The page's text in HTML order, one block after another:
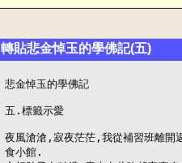
轉貼悲金悼玉的學佛記(五)
悲金悼玉的學佛記

五.標籤示愛

夜風滄滄,寂夜茫茫,我從補習班離開返回自己的家,來到家裡不遠處的巷口外有間素
食小館.
心想肚子有點餓,索幸在此吃起宵夜來.
於是我停好車走進門內,突然眼睛一陣亮眼,沒想到竟然遇到上次在路上修理腳踏車
的女子.
只見她見到我先是一楞,後來又招招手示意我坐在她的位置對面.
我向老板叫了一碗當歸麵便走到她的前面坐下.
「你好,沒想到還能再見到你,謝謝你幫我修理腳踏車的事情.」
「區區小事,何足掛齒,」雙手抱拳學著武俠小說的語氣來.
「沒想到你也吃素呀!!」她的語氣透露著詫異.
「吃素?也算是吧!!」想著跟夢蘭吃三淨肉,跟媽媽在家吃素,現在又在這裡,道地的
快成為吃素的一份子了.
「只要吃素就算是修行人了呦,你是修行人嗎?」親切說著修行人的句子.
「修行人?不懂?修行人有什麼意義嗎?」我不懂修行這個字彙,印象中國文老師也沒
教過這兩個字的感覺.
「有呀!!修行有很多好處,比如說一位修行人是一杯乾淨的水,許多修行人聚在一起
不但可以喝到乾淨的水,還可用來洗澡,將身心洗滌乾淨.」她神色堅定說著修行的
好.
「那修行很好囉!!」疑惑著.
「嗯,修行是成就仙佛大道所要走的路.」一段遙遠的天地.讓我雲深不知處起來
「仙佛大道.」可惜我的心量沒這麼遠,我只希望能陪著夢蘭走真正的戀愛道路.
「對了,你怎麼了呢?」她的語調有些關切是小提琴旋律的感覺.
「沒事,」我回過頭回神來問著她?
「請問你叫什麼名字.」(陌生的妳給我一個名.)
「我叫做羅小娟,你呢?」禮貌性的回問我像魚兒迴遊.
「我叫做粱昱偉.」心想.(羅小娟那跟夢蘭就不是姐妹了.)
「對了,請問你有親戚是住這附近的嗎?或是有親戚跟妳長的很像.」我開始進行研判
前的徵詢.
「沒有耶,對了你問這些做什麼呢?」好奇的眼神眨了眨.
「噢!!沒事只是我有一位朋友長的跟妳十分相似,也許下次可以介紹給妳們認識.」
我想印證世上除了雙胞胎以外是否還有長的幾乎一樣的第二個人.
「好呀!!對了,我吃飽了要先走囉,你慢慢吃吧!!」欠欠身優雅的走了起來.
「有緣再見.」笑一笑給妳一把彎刀.
「再見.」我吃完麵打算付款時,老板說剛才那位小姐已幫我結完帳,讓我不知不覺中
對她起了幾分好感來.
回到家裡,我坐在房間微微的感慨,為何我將心愛的夢蘭只是當作紅顏知己來,
好希望她會是我女朋友,卻發現已無勇氣再向她告別明說.
夢潮汲起的驚盼,輕觸霞衍腮紅的暈茫,心中的嚮往是悸動的春光.
思索著知己這一層意義,難到竟只是像好友一樣的談心.為此我傷透腦筋,
走到陽台抬頭望著她的窗外,無限幽思的迷離情愫悄悄暗暗地襲了上來.
就當知己吧!!儘管只是一輩子的知己,能知她懂她,我也就心滿意足了.

 星期五的晚上是跨年晚會,夢蘭邀我在晚上十一點的市政府捷運站出口等她一起參
加到數計時. 
只見她穿著一件黑色喇叭袖馬甲短夾克,裡面是玉石蘭的淡藍色長領毛衣,及配上帥
帥的聖羅蘭長褲,呈現實穿與流行兼具.只見夾克領片呈現一朵花樣的花苞狀.腰間馬
甲像S腰帶,立束起來像一朵玫瑰,那異國情調與風情情趣的美,美不勝收,美入眼廉,
美的難以形容,美,....美....,美....美的像黎巴嫩玫瑰.

我將車子停好,走到市政府門口,發覺人山人海擠滿了人潮洶湧,我擔心會走散急忙的
捉住她的手.
不抓還好,一抓手她的身子朝我靠了過來,依偎在我身旁,像小鳥依人般的可愛.
我牽著夢蘭的手,像避開人海中的礁石亂流,想尋一個空曠角落,無奈人山人海,擠成
一攤泥來,祇好遠遠隔離演唱會的站台.找到空地站著說起話來.隨著音樂的擺動我們
左右搖擺,輕輕的跳起舞來.而她像隻耀眼的彩蝶,蓮步輕移的穿梭在我身畔之間.
我感覺我像品味著花茶般的清爽.而她輕輕的搖擺閃亮,使我想起"輕舞飛揚".
此刻空中綻放璀燦瑰麗的煙火,迎接這輾新的一年到來.
歡喜的向夢蘭互道新年快樂,此刻我已抓住她的手決不放手.夢蘭笑一笑舉起另一隻
手摸摸我的頭.
離開人潮之外,夢蘭問我還想去哪裡.
「喝茶好嗎?」這是我的第一字眼聯想到的地點.
「可是這時間茶坊差不多關門歇業了,不如我們到貓空夜遊順便泡茶好嗎?」興興勃
勃的提議貓空之行.
「一切悉聽尊便,小生效命奉陪.」我又亂咬文嚼字起來.
騎著車往貓空前進還好我在木柵念書離政大的貓空很近不會迷路.
此時她緊緊的抱著我的腰際突然受到這異樣的接觸，迷茫的心思陷入五里迷霧中，
小鹿亂撞，輾轉翻覆，慌亂的勾動平原星火，撩原似的燃燒起來，駭然驚覺到這股
無名星火正是從背後慢慢泌入只見她的頭靠在我的右肩上,雙手緊緊的摟著我的腰像
舞起一陣陣的春光.這是我第一次如此被人親蜜的摟住.臉上像是發了燙的蒸氣熨
斗，心裏像是萬蟻鑽心，如熱鍋上的螞蟻急著讓我坐立難安。於是我緊催油門以時
速屆近破百之速,想讓冷風帶走臉上翻覆反復的灼熱感.

 來到貓空的入口,我朝著印像往前駛過.
「等一下!!要到貓空不是走這裡呦,」夢蘭一絲疑慮的懷疑.
「不會拉,這裡我有印象,往這走是對的,相信條條大路通羅馬這句話在這裡也是可行
的.」我想起羅馬不是一天造成的聯想詞句.
既然如此夢蘭不再多說,因為此刻騎車的人是我.
果真,我愈走愈怪異竟然不是以前走過的感覺,走到半夜森然一戶人家都沒有,於是我
停著車思索看看是不是要回頭.
只見夢蘭嬌嗔的說:
「你看都是你亂走,也不問我,才會迷路.」穎氣指使的輕輕的朝我安全帽槌了一下.
「對對對,感情的路不能隨便亂亂走.」無意間回應著她這句話. 
只見她更羞卻的緊緊將我摟住不發一語.
我調頭回去一路上甜蜜的夜遊慢行.感覺背後泌入一股熱熱的熱息.我微醉茫薰.
走回到便利商店,才知道剛才是往指南宮的方向走.這次夢蘭說要由右側繞上貓空才
行.
我順從她的指示騎到半路上,她示意我停下來.用手指著環繞群山的路徑,所指之處彷
彿所有山林翠木都屬她一樣瞭若指掌.
車行徐徐約末半小時,我們抵達目的地邀月茶坊,夢蘭見我停下車轉口對我道:
「窗小能邀月,簷低不礙雲.這間是邀月茶坊,我以前上貓空最常來的地方.」夢蘭鬆
了口氣看到熟悉的環境有種像家的感覺湧上心悸.
「好一個窗小能邀月.」(我就看看這間茶坊是否像紅印一樣典雅.在我印象中紅印是
最美的茶坊.)
往前方小路走去來到了櫃台,服務人員問了人數後,夢蘭便帶我往樓下走,走到一個四
人座的坐位,她搖一搖橫桿上的大遮雨傘確定牢固後便安心坐下.
「夢蘭妳怎麼了呢?」好奇的問她.
「我只想確定雨傘牢不牢靠不要像上次來下雨時搖搖晃晃都濺濕了,只好改在屋舍內
泡茶.不過舍內人多,講話難免吵雜.」上次的教訓讓她小心翼翼.
「原來如此,不過這家茶坊在山谷裡倒也滿有一番鄉野情趣,」有感而發的說著此刻
感受的話語.
「雖然跟紅印的氣質典雅不同,不過這裡倒有一番田野風情.你注意看,有時候可以看
到螢火蟲提著燈籠飛舞好像指引著視野看向更深更遠更深邃的雲深不知處.」真是深
入谷底的幽呀!!
「是嗎?這裡有螢火蟲,這倒是一番新奇的異象.好個雲深不知處,有種虛無飄渺感.」
頗有認同的附和她.
夢蘭放下手上的包包拉著我走到櫃台上點餐.
夢蘭說這裡的東方美人茶很道地,跟紅印的高山茶頗有相似,雖然沒有紅印甘醇卻有
一份比高山茶濃甜口感.
我順從夢蘭的意思,點了東方美人茶種.
夢蘭又點了茶梅,芒果乾,及幾包零食.最後我們同時都要一碗素食泡麵.
待了一會,拿著東西自櫃台走出來,二話不說走到休息地,將泡麵拿到上面的熱水器沖
泡起來.經過晚上的折騰肚子倒也餓了起來,
順手將夢蘭的麵也泡了上來.回到桌上兩人開心的先吃起泡麵.我喜歡看夢蘭吹麵的
感覺,像孩子般吹泡泡,優美極了.


我顧不得紳士風度,一骨碌的迅速將泡麵解決半碗.
「吃慢點,待會我們還要玩遊戲.」笑臉盈盈的說著.
「遊戲?」我納悶!!
夢蘭等我們吃完泡麵,茶也開始泡時.便從包包拿出兩本計算紙本,及兩隻筆.並將茶
具挪開移出空位來說:
「嗯,這是我在報上看到的小詩覺的非常特別.於是我依造他的句型結構方式造了幾
句如:」 

「「邂逅是情愫誘發的鰓紅.」」
「「謬思是樹蔭底沉的鬱藍.」」
「「相思是踱步追尋的亮彩.」」
「「激情是豪放奔騰的剎白.」」

「你看看這幾句有什麼相同之處.」
我細細思索著這四句的相似之處.

「點點是點點點點的點點. 好像後面兩個字跟色彩有關.」
「嗯,非常接近,」只見夢蘭興奮的說.
「前面兩字一定要是名詞或形容詞,然後接上"是"這句固定用語接下來是四個字語,
可以隨意加意,但不可以用成語填補上去.」
「再來是"的"字固定句.還有句末的最後一字一定要用顏色的字來填上去才行.這樣
你明白句型了嗎?」
(句型,我恐懼的英文課再次降臨)

「明白了,」我像小學生說著.
本以為來貓空泡茶是一件賞心悅目的事,沒想到居然還要做功課.玩遊戲.我不得不佩
服夢蘭古靈精怪慧質蘭心來.
「那你開始寫,我也陪你一起玩.」拿起計算簿,一人一本,一人一隻筆,彷彿一切都像
套好招,有備而來似的.
雖然寫詩我很喜歡,只是現在近凌晨一點.平常這時候早已準備就寢,我沒什麼精神力
來作其他事情. 
這小詩似乎並不難作,隔不到十分鐘我便做了三句.
「你做的怎樣了,」夢蘭好奇的問著我.
「諾!!妳看吧!!」

「「希望是潘朵拉釋放的亮黃.」」
「「太陽是飛躍滿身的橙紅.」」
「「月亮是近鄉情卻的白鉤.」」

夢蘭看了看指出了我的錯處.
「你看這句潘朵拉超出句型外了,還有你寫月亮這句的最後一個字不是顏色,不行,要
重寫,不過你的意境還不錯,再加油吧!!」
「ㄡ噢!!」看來我得聚精會神好好想一想.

不一會我又想出了一句.
「夢蘭我有了,妳看這句話如何!!」
「「共識是對立溝通的藍綠.」」
「共識是對立溝通的藍綠.」夢蘭念著這句,感覺有點熟悉,不會突然笑了出來.
你該不會是指我們國家兩大黨派的溝通協商吧!!
「不就是這個意思囉,」老實說我居然會把詩句用來形容兩黨協商的過程,這種感覺
真是帥的莫名奇妙.
「如果爸爸看到這句一定會非常高興.」夢蘭開心的說.
「妳爸爸是..」我好奇的問著.
「我父親是政府官員,以前很憂心國政,尤其是民進黨還是在野黨時..後來退修了,也
清閒了.住在美國養老,怎樣,你想不想來.」(俗語說醜媳婦總要見公婆,感情是把我
列為結婚對象來.我微微暗爽,)可是仔細想想.
「我..我還要聯考,還要當兵有兵役限制,不能出國的.」我說出我的難處.
「你只要考上我們台大就能參加我們一個海外青年社團到時後就能以學生身份出國
旅遊.希望你能來我美國的家.」夢蘭大方的邀請我能到她家.

「嗯,希望我有這個機會與榮幸.對了,我能看妳寫的詩句嗎?」向她索問詩來.

「這裡,你看吧!!」將筆記本遞過來.

「「詩歌是一抹清奇的青綠.」」
「「詞句是二線相思的媚紅.」」
「「歌謠是雅俗共賞的金黃.」」
「「賦頌是抑揚頓措的草綠.」」

「「春天是醉人舞步的鞋紅.」」

「「夏天是熱浪襲人的焦黃.」」

「「秋天是葉落樹沾的黃綠.」」

「「冬天是漫天飛雪的拓白.」」

哇,沒幾分鐘夢蘭就將她的詩詞歌賦貼在春夏秋冬裡.而這裡我竟然發現她的禁忌.

「ㄡ噢!!抑揚頓措是成語,這句不行.不過二線相思倒讓我聯想起二胡來.為何冬天用
拓白來形容,是因為下雪的區域還不夠廣嗎?妳的詩句有瑕疵ㄡ.」

「好了,就別五十步笑百步了,玩著興來的我們再作..」夢蘭吃著茶梅開始用心著想,
我也開始泡茶讓壺研磨著詩句慢慢的繞著繞著,繞出新的新意與靈巧.

「「哲學是解結通暢的江白.」」

「「化學是實驗印證的亮白.」」

「「醫學是手術刀上的銀白.」」

「「科學是未能盡知的黑白.」」

不一會夢蘭又遞來這四句.(哇,好整齊得感覺,都是白,真是白泡泡的白了.

尤其這個江字用的真是貼切徹底.難怪妳有顰兒之名.)

「怎麼呢?畫眉深淺入時無.!」夢蘭看著我突然說出這句,我想了一下馬上意會過來
這典故我知道,原來是問小詩作的好不好.

我笑一笑.「有意思多了.」

「別光顧著喝茶你也寫.」看著我在品茶嬌吟著說不行.

「「沉思是靈光乍現的線白.」」

「「深思是靜入深山的濛白.」」

「「秋思是詩意撩繞的濃白.」」

「「相思是急促喘息的霧白.」」
想了一陣子寫下這幾句來.妳白過來我也白過去,不知不覺笑出來想起留白效應.

「,這詩句的濛,濃,霧倒也略美.對了你剛才笑什麼?」

我高興的笑說,「妳白,我也白,咱們一起白,白出個留白效應來.」

「留白效應?是什麼意思呢?」

「是我與好友共創的新詞彙.」興高采烈的說.

「我想聽!!」夢蘭扭扭身子像孩子般要我說.

「妳還記得我要妳幫我畫的圖紙嗎?」試圖勾起她過去的記憶.

「記得呀!!怎麼,」臉上抹起一漾笑容.

「我把妳寫省省吧的內容告訴我好友.結果他居然學我拿圖畫紙去向美眉告白.而且
對方竟然答應他跟他做朋友.我們將拿圖畫紙向女生告白的意思取名叫做留白效
應.」興奮的跟她說著我們的發明.

「他也是學你一樣說振辰哥的故事要對方幫他塗上人生色彩呀!!」夢蘭覺的這沒什
麼.

「噢,不.他說的話可絕了他對那女生說:這位同學請問你有沒有聽過年輕不要留
白.」我說著奇安的話語.

「她說有呀,什麼事!!」然後他跟我一樣拿出圖畫紙說彎下腰將紙遞在她的面前說.

「我的心像這張空白的圖紙,請妳幫我添上年輕的色彩.」說完我看見夢蘭有著微微
驚異的表情.

「哇!!真絕.這個效應可以傳後了.」夢蘭訝異這個效應的發酵過程.

「以後不許你用這種方式把美眉.要把你貼標籤ㄡ.」(哇!!太棒了我又往夢蘭心裡走
進一步,那貼標籤的意思不就代表私人所有物,想來真是一陣亂爽.)

「是的,遵命.因為我的色彩已經塗滿了,」我高興的歡呼著.

「嘻!!」微笑綻放花樣般的笑容.

山的繁星都像被一位清潔工一樣打理,理的既清亮又光潔. 山光嵐影,煙峰縹渺,晨霧
吐瀉一地的流白,微朦的遮住聲響,矇矇朧朧,美,美極了. 曙光初現,逐漸變圓,綿密
輕飄的晨霧,見日即化,像含在口中即逝的棉花糖,微沾著濕樣. 只見我倆在清晨五點
半騎車回家.沿途一片霧迷濛的感覺像墜在五里迷霧中.那像霧裡看花的感覺真像是
花非花霧非霧的感受來.


來到家門口也將近七點了,看見她脫下的安全帽,兩邊臉頰多了片片鰓紅.羞羞的揮揮
手希望下次能夠再見面.
我回到家樓下將車停妥開門走進鐵門回家.

 來到學校,我興高采烈的拿著書安靜的溫讀起來,這時奇安走過來說:
「爆笑男你的戀曲進展的如何呢?她是不是還只是把你當作知心朋友而已呢?」
我蓋起書本的說,「我不知道該怎麼跟妳說,因為我有牽著她的手一起參加跨年晚
會,」我興奮的告訴他這個頭條新聞.
「不錯呦,恭喜你登上一壘成功.然後呢?」奇安誇我總算擊出第一支安打.
「然後我們去貓空要喝茶夜遊,她緊緊的抱著我讓我覺的好難受,像萬蟻鑽心一樣難
奈.」開心的說著自己的初體驗.
「不會吧這樣的美人恩你竟然無福消受不懂的享受.」那口吻像是告訴我你還真是單
純呀!!
「後來呢?」緊接著問道.
「後來我到貓空在半路上迷路了,被她用力槌我一下,說我亂走才會迷路.於是我有感
而發的對她說:對對對感情的路不能隨便亂亂走.」我說著自己發明的用詞.
「感情的路不能隨便亂亂走,」奇安聽到昱偉的說詞之後良久不發一語.一種深深的
感觸投射在眼波之中.迴蕩縈懷的空虛感自心底昇起.愧然嘆道:
「難怪這輩子我時常迷路.有你的,真有你的.看樣子你們已處於戀人與朋友的知己階
段,往後的悲喜就讓上蒼去安排吧!!」奇安感慨自己著自己的感情線路觀念該做個修
飾與調整.
「希望你能用心的談好這場真正的戀情.」奇安鼓勵我希望我能好好把握.
「我也該功成身退以免科大考不上.你也該更專心於課業上,因為你的大學之路比我
們更難走.」語重心長的告誡我說.
「嗯,我會的,為了她,也為了我自己.我會更努力.」肯定的說著.
「那加油囉.」奇安給我鼓勵.
「嗯!!」我點點頭.翻開課本繼續溫讀著.
補完習也快十點騎著車離開補習班往回家的路騎去,這回來到上次的素食小館旁發覺
肚子又餓了起來.
於是我停好車,走了進去,沒想到竟然又遇見她.
「羅小姐你好,」彬彬有禮的向她問好.
「梁昱偉你好,我沒記錯吧!!」那口語表示感覺讓人頗有好感起來.
我向老板點了一碗當歸麵.
「真不好意思,上次還讓妳請.」歉歉的說著.
「沒關係,就當是我向你酬謝你幫我修腳踏車的事吧!!」大方的向我致謝.
「對了,你有在哪一個道場修行嗎?」突然迸出這個名詞.
「道場修行?沒有耶,我只有皈依承天禪寺.」我說出自己對修行一無所知.
「我有法名呦,我的法名叫做道弘.」告訴她的語氣流露出一種興奮感.
「想必是佛菩薩希望你將來能夠弘道的意思吧!!」小娟不假思索的說.
「也許吧!!」我笑一笑.
「對了有一個故事是這麼說的你想不想聽呢?」小娟突然丟出這句話詞.
「好呀妳說說看.」洗耳恭聽的聆聽小娟的話語.
「從前有一位修行人,她的心地非常清淨無染,因為她把自己奉獻給眾生,無願無悔.
可是有一天她在睡夢中發現她前世有一位非常疼愛憐惜他的丈夫,卻不懂的修行而在
人間受苦.今世她為了渡他不辭辛苦的來找他,只希望能了卻過去那段恩愛的緣份.昱
偉,你明白嗎?」
只見羅小娟眼框閃爍晶瑩的淚水,我懷疑著這故事該不會是為我而說的吧!!
「還好這故事主角不是我,要不然對方會傷透腦筋.」我故意反問的說著.
「怎麼說呢?」羅小娟回復正常的表情問著.
「因為我已經有意中人了,而且對方也是學佛的呀.」我告訴她夢蘭的事情.
「所以你才吃素的嗎?」小娟好奇的問著.
「嗯!!我吃素主要是因為她還有媽媽.」說出真正的原因感受.
「那很好,有善知識渡你.」小娟關心的口語微微透露一絲絲的嘆息.
「那你明白修行的真義嗎?」這個問題讓我搞不楚清.
「修行的真義?不懂,是不是要走所謂成仙成佛的路.」我想起以前看過的電視劇.
「成仙成佛是很籠統的名詞,因為真正要成就仙佛並不是那麼容易的一件事.因為少
了道場,少了多拉ㄟ夢小叮當.」小娟故意將仙佛說成小叮噹多拉ㄟ夢是為了拉近一
般人對仙佛之道難行的印象.
「小叮當多拉ㄟ夢,我有沒有聽錯,修行跟卡通有什麼關係.」這..這..這..這哪有
可.....能...!!
「你看過小叮當多拉ㄟ夢吧!!」小娟說著.
「嗯看過,」點點頭告訴她有.
「你知道有四度空間袋吧!」再一次的問我.
「知道.」一付理所當然的表情回應她.
「像這本佛說維摩頡經裡,維摩頡大士就是用四度空間袋的方式從須彌相國拿出三萬
多張椅子給大眾坐的.」小娟說著四度空間袋的感覺來.
「不會吧,這麼神奇,小叮當多拉ㄟ夢的卡通竟然是佛經的示現印證品.」我訝異的不
能相信.
「不相信這本經書給你有白話註解,你回去好好的讀一讀,包你大開眼界獲益良多.」
小娟打了一個包票.
「嗯,」我接過她拿給我的維摩頡經的啟示.只見她小聲說: 「希望我能當你的自在
天女.」
「自在天女?不懂,」不以為意的含糊過去.
「謝謝妳送我這本經有空我會念的.」不知有沒有空現在我都因為夢蘭的關係抽空上
網看了一些紅樓夢.
「吃完麵,我也要離開,」只見她騎著腳踏車離去說:
「我晚上這時候都會在這裡吃宵夜,希望下次能再見到你.」暗示我希望我們能再相
遇.
「嗯我也是,再見.」禮貌性的回應著.


夢蘭邀我晚上七點到希爾頓側門口,只見她穿著一襲晚禮服,都市中的風將裙擺吹起
波浪的皺痕,煞是好看.臻首微俯,舉手投足間流露的盡是高貴的氣質.整身黑色的感
覺像魔法使者帶著五芒星引領我進五星級的希爾頓二樓享受優雅高貴的晚宴.

我穿著一襲全黑的西裝及黑西裝褲,左邊口袋放著一條純白的手帕是我找了幾家便利
商店不著後在南雅夜市的服飾店找來,我在網上看了紳士赴宴應有的禮儀才知道帶純
白手帕是一見令人賞心悅目又充滿體貼的舉止. 

我看見夢蘭穿著綿紗的白手套是否也正跟我帶手帕的感覺一樣呢?我將白色手帕遞向
她的手,彷彿在對她說,(我全心全意祇為妳守候).

隨著進門,我們走到二樓的區域,裡面有酒吧區及歐式自助餐區,當然這兩區都不是.
我們的目第地夢蘭走在我的身旁,那溫柔馴美,又優雅大方,像玉立在花園裡的幽幽睡
蓮一樣.我們來到西餐區,只見裡面有著一台爵士鋼琴.有位男子正唱著聲樂般的聲
音.

這時候人並不多,我選在靠窗的角落看著熙來人往的街頭.

我看看這裡的菜單發現到只有點心250元是我這個窮學生所能消費的起.

「我想點點心..」首當其衝的說出這句話語.

夢蘭看我點點心知道我的心意,說

「我也一樣,剛才等你之前已吃過一些了肚子不太餓..」那感覺好像有他心通似的能
知道我的心意.

我們問著點心看是否素食時服務員反應說,裡面有加酒.我請他們令我幫我們作無蛋
的素食點心,他們答應,不過要我們稍候.

那是西班牙歌曲,夢蘭聽著直覺說出他的來歷,不一會樂風輕快快起拉丁舞樂來.

於是夢蘭說,

「知不知道今天為何要找你來希爾頓.」夢蘭一開始就開門見山的說著今天約會的原
因.

我搖搖頭說,

「不知道!!」

「因為今天是我考上托福的日子.」臉色有著一絲喜悅的笑容.

「托福,那妳不就要準備出國留學,可是妳不是才大三.」我驚訝夢蘭能考上托福,因
為我不太懂托福是怎樣的一個機構.

「可以先考呀!!只要你英文能力夠隨時都能考.」夢蘭說出托福並沒有年齡限制.

「噢!!我了.」我還以為要大學畢業才能考.

「對了,我想問問你,上次你說,人的存在是為了超越生與死之間的問題.這點我同意,
雖然生命可以很短暫.但是一般人的平均壽命七十幾是個漫長的年記,你要如何超脫
生死之間的問題呢?」為何夢蘭最近給我的感覺像充滿哲思的語句.

夢蘭問著我讓我想起教西洋文化史的老師所說:

「夢蘭,西洋有句話說:米開朗基羅仍活在人間,想見他的人可以到弗羅倫斯去看他的
大衛像.米開朗基羅和大衛像幾乎成了同義詞,那麼究竟是米開朗基羅造就了大衛相
的永恆,還是大衛像成就米開朗基羅的不朽.」我意圖丟出這個問題給她思索.

「什麼意思呀!!你想在人的記憶裡創造不朽嗎?」這個回應深深的讓我動容.

「是的,我想在我灰身滅智之前創造不朽.」說出自己畢身的心願.

「那麼,你的不朽是什麼!!當作家嗎?」夢蘭告訴我這句話.

「中國人有立德立功立言三不朽.立德對我來說是人格極致圓滿的展現,依目前的我
來說,我做不到.立功嘛!!古人說修天下第一等品德,立天下第一等事功唯天下第一等
人所能之.老實說我不是天下第一等人,所以立功我也無從著力,興緻缺缺.想來想去,
就只有立言傳後. 至少可以像曹雪芹一樣花十年寫紅樓夢可是卻活在人們的記憶裡
兩百多年之久.要是有人問我他死了沒, 我也會回答他,他還沒死,去看看他的紅樓夢
就知道了.也希望數百年以後有人會說,粱昱偉還沒死,去看看他的作品就知道了.」
我說著

她看著我的眼握著我的手,深有同感的認同我的話語說.

「希望我也和你一樣有相同的願力.」夢蘭的心底微起波瀾,此刻的心情不再只是為
了環遊世界的目標而已.

兩人沉默了會,夢蘭另起話題的說.

「浪漫是法國人的特色,爛漫卻是對生命無保留的讚頌.我喜歡浪漫,我更愛爛漫對生
命卻是無保留的讚頌.」毆洲的遊歷讓她內含豐富.

「浪漫是對生命無保留的讚頌.什麼意思我不太明白.」我試圖理解這句話的意思.

「這是我在書上遊記看的來的的一句話,後來跟我去法國的感覺很相似就深深的烙印
在腦海裡了.爛漫對生命卻是無保留的讚頌,的爛字是腐爛的爛不是海浪的浪ㄡ.」夢
蘭仔細的告訴我這兩字的區別.

「原來如此,」我笑了笑.

「只是大一失戀時,一度使我忘卻浪漫為何物,在一個月旅行了五個國家,這五個國家
的景色跟我的感覺像永不交急的平行線.激不出火花永不交集.心是幽暗的,腦海中是
浮光掠影的,人卻像走馬燈似的,竟沒在我心底留下一絲一毫.昱偉你知道嗎?」語氣
不絕的接口說道.

「我好害怕再過一次空空洞洞的感覺.我害怕以後出國旅行對我將失去意義,存在空
泛的感覺會令我失去理性.我不要,不要....」搖搖頭聲音頓時尖銳了些.

這是她第一次向我訴說內心的悲苦.我握緊她的手感覺手的肌膚在拉扯並撕裂著跳
動,於是我緩下語調煞有情深的說.

「只要我做的到我決不讓妳空虛寂寞.」真摯的感動投映兩人的眼波.

「嗯..!!」夢蘭停止微擺的搖頭立著嬌美的倩容.

她看著我我們陷入沉默,時間的沙河在牆上擺動著細緻